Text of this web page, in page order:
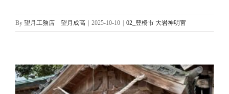
By 望月工務店 望月成高 2025-10-10 02_豊橋市 大岩神明宮